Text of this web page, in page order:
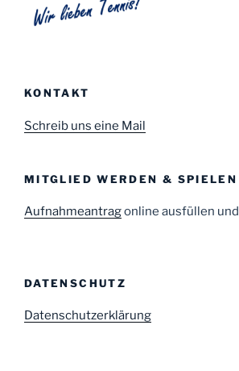
KONTAKT
Schreib uns eine Mail
MITGLIED WERDEN & SPIELEN
Aufnahmeantragonline ausfüllen und
DATENSCHUTZ
Datenschutzerklärung